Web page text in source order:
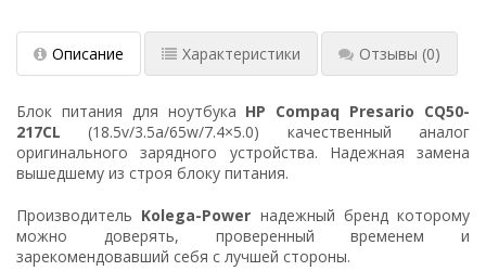
Описание Характеристики Отзывы (0)
Блок питания для ноутбука HP Compaq Presario CQ50-
217CL (18.5v/3.5a/65w/7.4×5.0) качественный аналог
оригинального зарядного устройства. Надежная замена
вышедшему из строя блоку питания.
Производитель Kolega-Power надежный бренд которому
можно доверять, проверенный временем и
зарекомендовавший себя с лучшей стороны.